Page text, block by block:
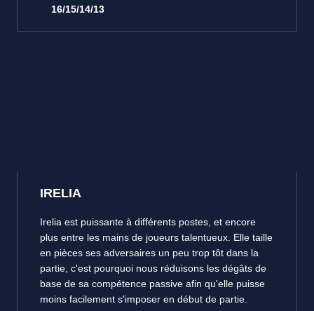
16/15/14/13
IRELIA
Irelia est puissante à différents postes, et encore
plus entre les mains de joueurs talentueux. Elle taille
en pièces ses adversaires un peu trop tôt dans la
partie, c'est pourquoi nous réduisons les dégâts de
base de sa compétence passive afin qu'elle puisse
moins facilement s'imposer en début de partie.